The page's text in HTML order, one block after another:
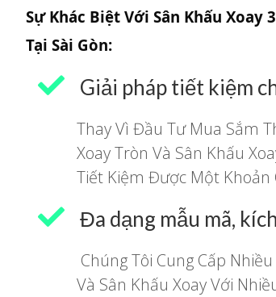
Sự Khác Biệt Với Sân Khấu Xoay
Tại Sài Gòn:
Giải pháp tiết kiệm
Thay Vì Đầu Tư Mua Sắm
Xoay Tròn Và Sân Khấu
Tiết Kiệm Được Một Khoản
Đa dạng mẫu mã,
Chúng Tôi Cung Cấp
Và Sân Khấu Xoay Với